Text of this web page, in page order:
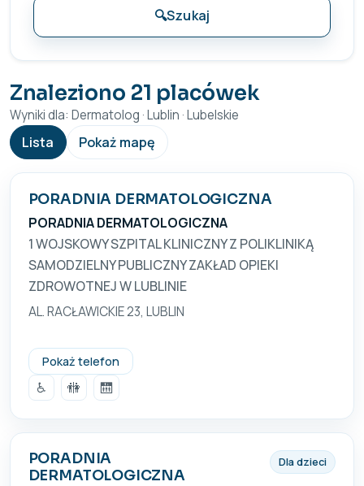
🔍Szukaj
Znaleziono 21 placówek
Wyniki dla: Dermatolog · Lublin · Lubelskie
Lista Pokaż mapę
PORADNIA DERMATOLOGICZNA
PORADNIA DERMATOLOGICZNA
1 WOJSKOWY SZPITAL KLINICZNY Z POLIKLINIKĄ
SAMODZIELNY PUBLICZNY ZAKŁAD OPIEKI
ZDROWOTNEJ W LUBLINIE
AL. RACŁAWICKIE 23, LUBLIN
Pokaż telefon
+48 81 473 65 80
♿
🚻 🛗
PORADNIA
DERMATOLOGICZNA
Dla dzieci